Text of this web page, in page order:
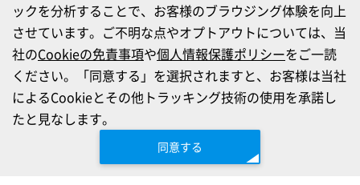
ックを分析することで、お客様のブラウジング体験を向上
させています。ご不明な点やオプトアウトについては、当
社のCookieの免責事項や個人情報保護ポリシーをご一読
ください。「同意する」を選択されますと、お客様は当社
によるCookieとその他トラッキング技術の使用を承諾し
たと見なします。
同意する